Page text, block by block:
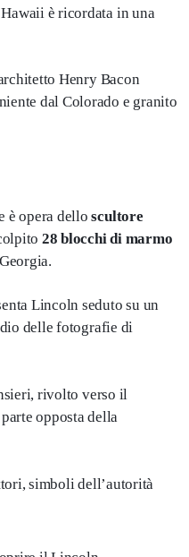
è ricordata in una
Henry Bacon
dal Colorado e granito
è opera delloscultore
28 blocchi di marmo
Lincoln seduto su un
delle fotografie di
rivolto verso il
opposta della
simboli dell’autorità